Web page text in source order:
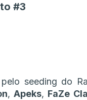
#3
seeding do
, Apeks, FaZe